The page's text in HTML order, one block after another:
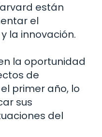
están
el
la innovación.
la oportunidad
de
primer año, lo
sus
del